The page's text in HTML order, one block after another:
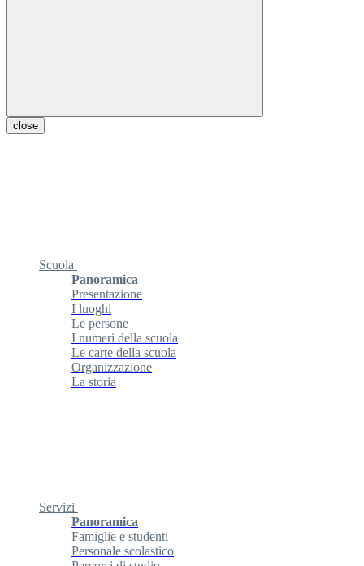
close
Scuola
Panoramica
Presentazione
I luoghi
Le persone
I numeri della scuola
Le carte della scuola
Organizzazione
La storia
Servizi
Panoramica
Famiglie e studenti
Personale scolastico